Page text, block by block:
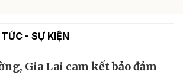
- SỰ KIỆN
Gia Lai cam kết bảo đảm